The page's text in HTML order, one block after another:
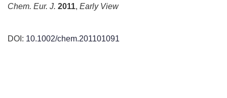
Chem. Eur. J. 2011, Early View
DOI: 10.1002/chem.201101091